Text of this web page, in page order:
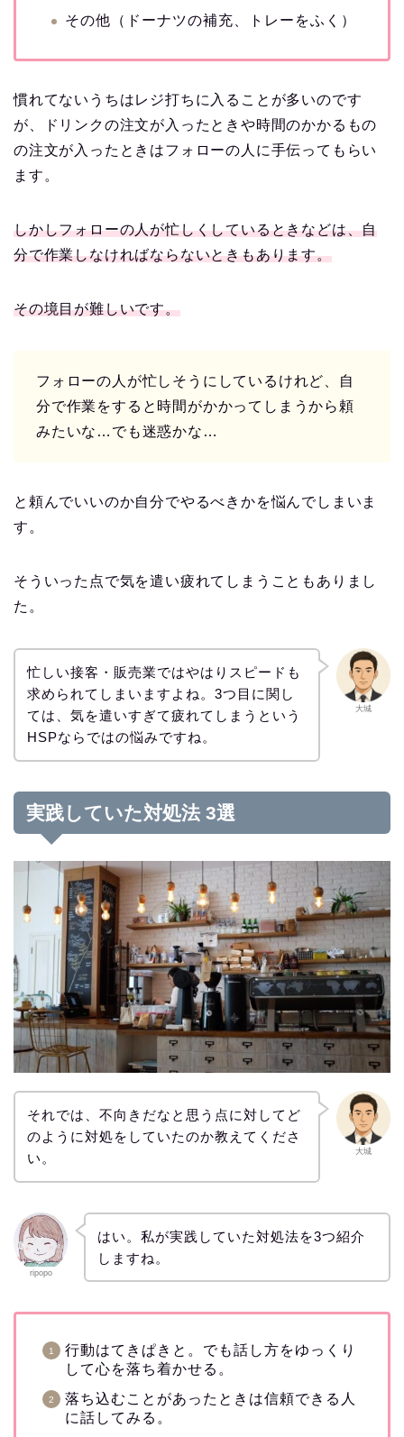
その他（ドーナツの補充、トレーをふく）
慣れてないうちはレジ打ちに入ることが多いのです
が、ドリンクの注文が入ったときや時間のかかるもの
の注文が入ったときはフォローの人に手伝ってもらい
ます。
しかしフォローの人が忙しくしているときなどは、自
分で作業しなければならないときもあります。
その境目が難しいです。
フォローの人が忙しそうにしているけれど、自
分で作業をすると時間がかかってしまうから頼
みたいな…でも迷惑かな…
と頼んでいいのか自分でやるべきかを悩んでしまいま
す。
そういった点で気を遣い疲れてしまうこともありまし
た。
大城
忙しい接客・販売業ではやはりスピードも
求められてしまいますよね。3つ目に関し
ては、気を遣いすぎて疲れてしまうという
HSPならではの悩みですね。
実践していた対処法 3選
大城
それでは、不向きだなと思う点に対してど
のように対処をしていたのか教えてくださ
い。
ripopo
はい。私が実践していた対処法を3つ紹介
しますね。
行動はてきぱきと。でも話し方をゆっくり
して心を落ち着かせる。
落ち込むことがあったときは信頼できる人
に話してみる。